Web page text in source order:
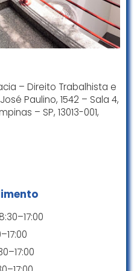
pessoas transgênero
hora
.
Diego Gaspar
estrelas eu dava.
de 2015. Na
debochado e
se eu estava
2025 não recebi,
e nem mexe no
eu mando
é difícil resposta ou a
errado, dá
– Direito Trabalhista e
Paulino, 1542 – Sala 4,
– SP, 13013-001,